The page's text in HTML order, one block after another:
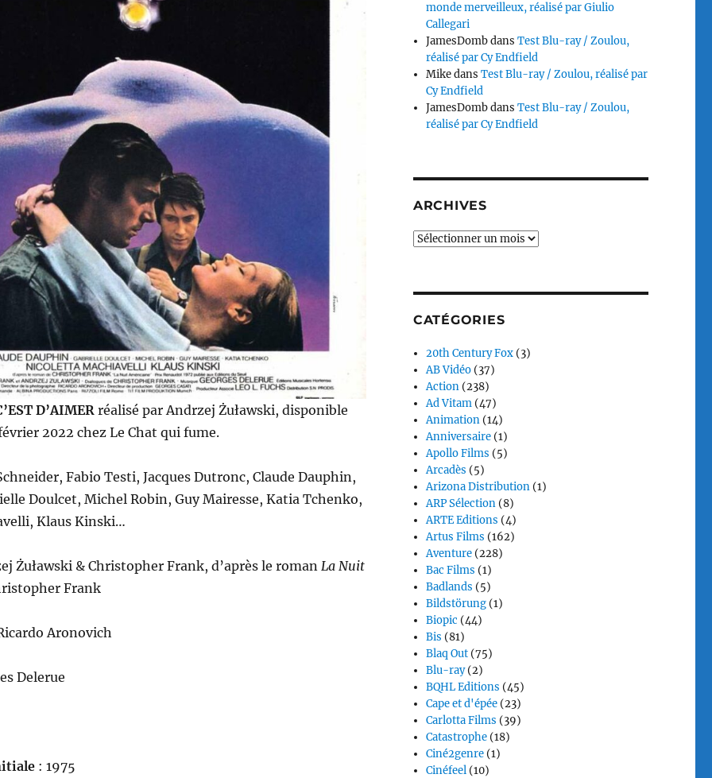
D’AIMER réalisé par Andrzej Żuławski, disponible
2022 chez Le Chat qui fume.
Fabio Testi, Jacques Dutronc, Claude Dauphin,
Doulcet, Michel Robin, Guy Mairesse, Katia Tchenko,
Klaus Kinski…
Żuławski & Christopher Frank, d’après le roman La Nuit
Frank
Aronovich
Delerue
: 1975
monde merveilleux, réalisé par Giulio
Callegari
JamesDombdansTest Blu-ray / Zoulou,
réalisé par Cy Endfield
MikedansTest Blu-ray / Zoulou, réalisé par
Cy Endfield
JamesDombdansTest Blu-ray / Zoulou,
réalisé par Cy Endfield
ARCHIVES
Archives
CATÉGORIES
20th Century Fox (3)
AB Vidéo (37)
Action (238)
Ad Vitam (47)
Animation (14)
Anniversaire (1)
Apollo Films (5)
Arcadès (5)
Arizona Distribution (1)
ARP Sélection (8)
ARTE Editions (4)
Artus Films (162)
Aventure (228)
Bac Films (1)
Badlands (5)
Bildstörung (1)
Biopic (44)
Bis (81)
Blaq Out (75)
Blu-ray(2)
BQHL Editions (45)
Cape et d'épée (23)
Carlotta Films (39)
Catastrophe (18)
Ciné2genre (1)
Cinéfeel (10)